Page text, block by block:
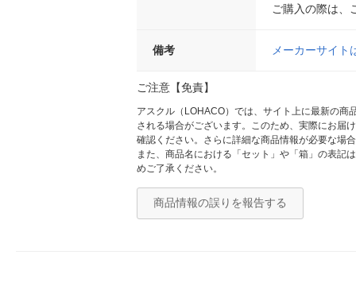
ご購入の際は、
備考 メーカーサイト
ご注意【免責】
アスクル（LOHACO）では、サイト上に最新の商
される場合がございます。このため、実際にお届
確認ください。さらに詳細な商品情報が必要な場
また、商品名における「セット」や「箱」の表記
めご了承ください。
商品情報の誤りを報告する